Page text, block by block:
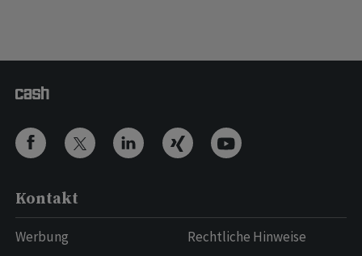
Kontakt
Werbung
Rechtliche Hinweise